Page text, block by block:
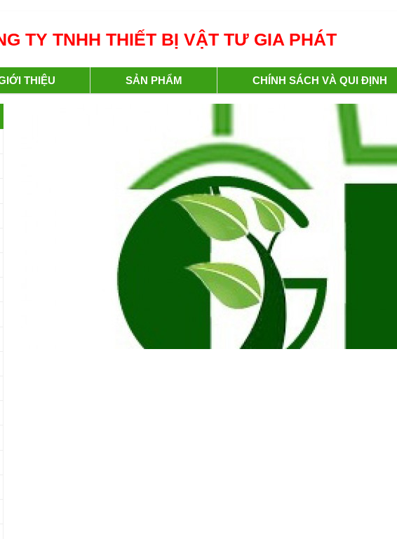
TY TNHH THIẾT BỊ VẬT TƯ GIA PHÁT
THIỆU SẢN PHẨM CHÍNH SÁCH VÀ QUI ĐỊNH